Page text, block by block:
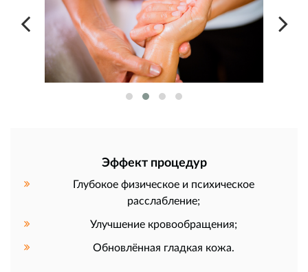
Эффект процедур
Глубокое физическое и психическое
расслабление;
Улучшение кровообращения;
Обновлённая гладкая кожа.